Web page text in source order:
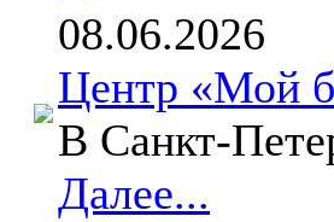
08.06.2026
Центр «Мой
В Санкт-
Далее...